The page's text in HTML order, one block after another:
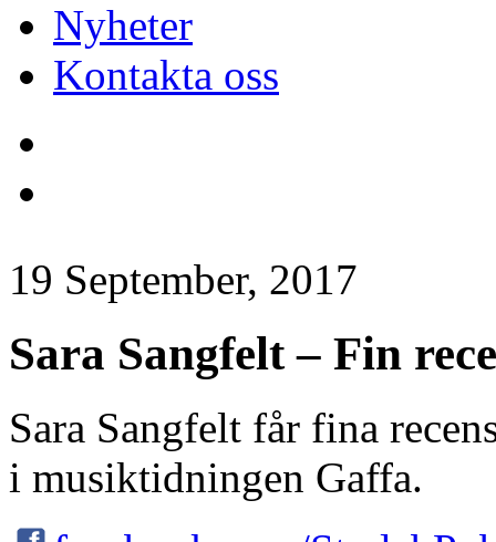
Nyheter
Kontakta oss
19 September, 2017
Sara Sangfelt – Fin
Sara Sangfelt får fina
i musiktidningen Gaffa.